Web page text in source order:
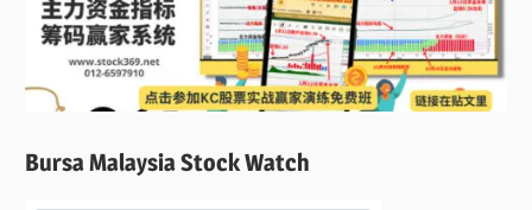
Bursa Malaysia Stock Watch